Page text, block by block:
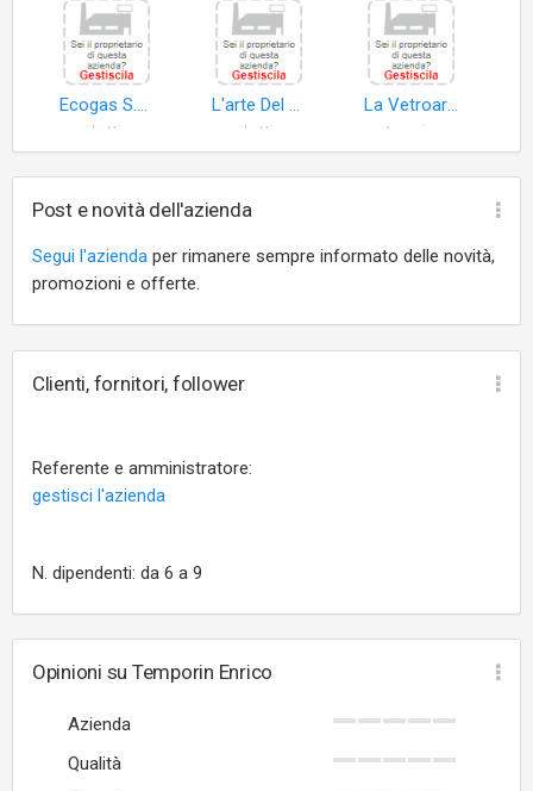
Ecogas S.p.A
L'arte Del Calore di Schiff Luigino
La Vetroartigiana S.r.l
vetro piano
Post e novità dell'azienda
Segui l'azienda per rimanere sempre informato delle novità,
promozioni e offerte.
Clienti, fornitori, follower
Referente e amministratore:
gestisci l'azienda
N. dipendenti: da 6 a 9
Opinioni su Temporin Enrico
Azienda
Qualità